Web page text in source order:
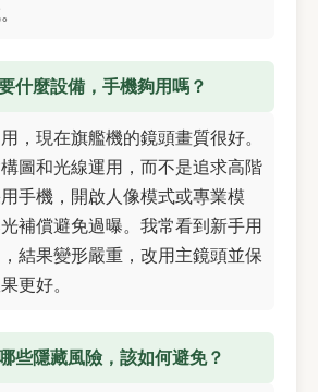
什麼設備，手機夠用嗎？
，現在旗艦機的鏡頭畫質很好。
圖和光線運用，而不是追求高階
手機，開啟人像模式或專業模
補償避免過曝。我常看到新手用
結果變形嚴重，改用主鏡頭並保
更好。
些隱藏風險，該如何避免？